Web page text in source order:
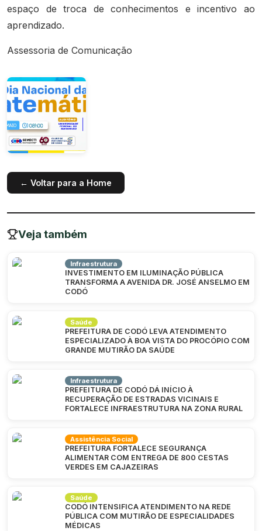
espaço de troca de conhecimentos e incentivo ao
aprendizado.
Assessoria de Comunicação
← Voltar para a Home
Veja também
Infraestrutura
INVESTIMENTO EM ILUMINAÇÃO PÚBLICA
TRANSFORMA A AVENIDA DR. JOSÉ ANSELMO EM
CODÓ
Saúde
PREFEITURA DE CODÓ LEVA ATENDIMENTO
ESPECIALIZADO À BOA VISTA DO PROCÓPIO COM
GRANDE MUTIRÃO DA SAÚDE
Infraestrutura
PREFEITURA DE CODÓ DÁ INÍCIO À
RECUPERAÇÃO DE ESTRADAS VICINAIS E
FORTALECE INFRAESTRUTURA NA ZONA RURAL
Assistência Social
PREFEITURA FORTALECE SEGURANÇA
ALIMENTAR COM ENTREGA DE 800 CESTAS
VERDES EM CAJAZEIRAS
Saúde
CODÓ INTENSIFICA ATENDIMENTO NA REDE
PÚBLICA COM MUTIRÃO DE ESPECIALIDADES
MÉDICAS